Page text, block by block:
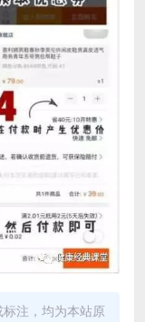
注，均为本站原